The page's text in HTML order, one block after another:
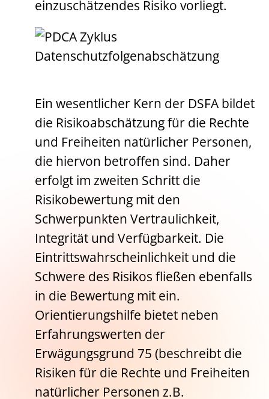
einzuschätzendes Risiko vorliegt.
Ein wesentlicher Kern der DSFA bildet
die Risikoabschätzung für die Rechte
und Freiheiten natürlicher Personen,
die hiervon betroffen sind. Daher
erfolgt im zweiten Schritt die
Risikobewertung mit den
Schwerpunkten Vertraulichkeit,
Integrität und Verfügbarkeit. Die
Eintrittswahrscheinlichkeit und die
Schwere des Risikos fließen ebenfalls
in die Bewertung mit ein.
Orientierungshilfe bietet neben
Erfahrungswerten der
Erwägungsgrund 75 (beschreibt die
Risiken für die Rechte und Freiheiten
natürlicher Personen z.B.